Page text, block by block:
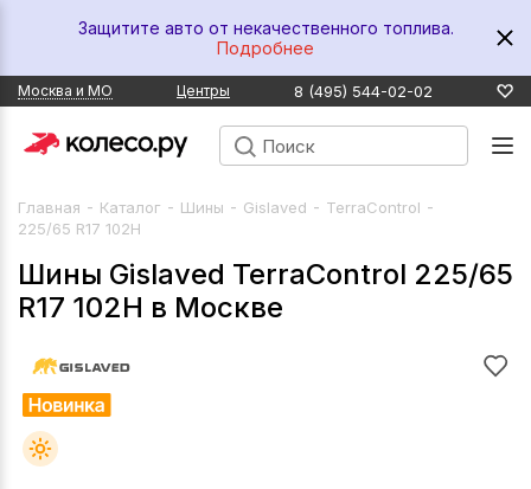
Защитите авто от некачественного топлива.
Подробнее
Москва и МО Центры 8 (495) 544-02-02
Главная - Каталог - Шины - Gislaved - TerraControl -
225/65 R17 102H
Шины Gislaved TerraControl 225/65
R17 102H в Москве